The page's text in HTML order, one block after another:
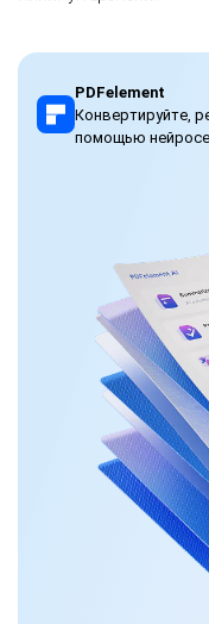
PDFelement
Конвертируйте,
помощью